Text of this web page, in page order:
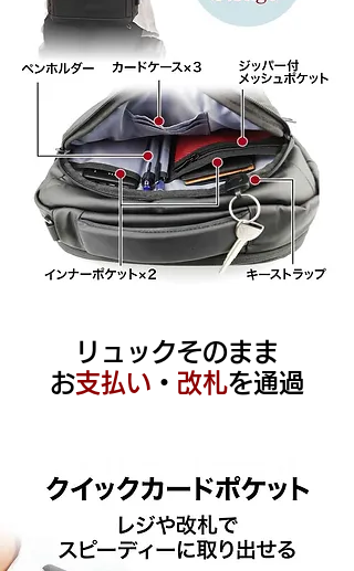
リュックそのまま
​お支払い ・ 改札を通過